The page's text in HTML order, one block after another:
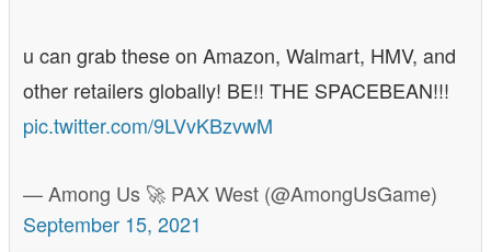
u can grab these on Amazon, Walmart, HMV, and
other retailers globally! BE!! THE SPACEBEAN!!!
pic.twitter.com/9LVvKBzvwM
— Among Us 🚀 PAX West (@AmongUsGame)
September 15, 2021